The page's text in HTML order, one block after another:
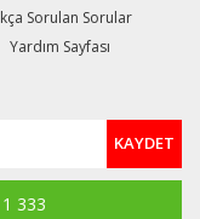
Sorulan Sorular
Yardım Sayfası
KAYDET
333